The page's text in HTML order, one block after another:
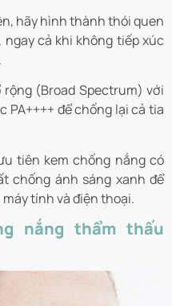
hãy hình thành thói quen
ngay cả khi không tiếp xúc
(Broad Spectrum) với
PA++++ để chống lại cả tia
tiên kem chống nắng có
chống ánh sáng xanh để
tính và điện thoại.
nắng thẩm thấu